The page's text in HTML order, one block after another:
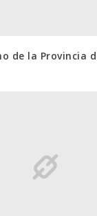
de la Provincia